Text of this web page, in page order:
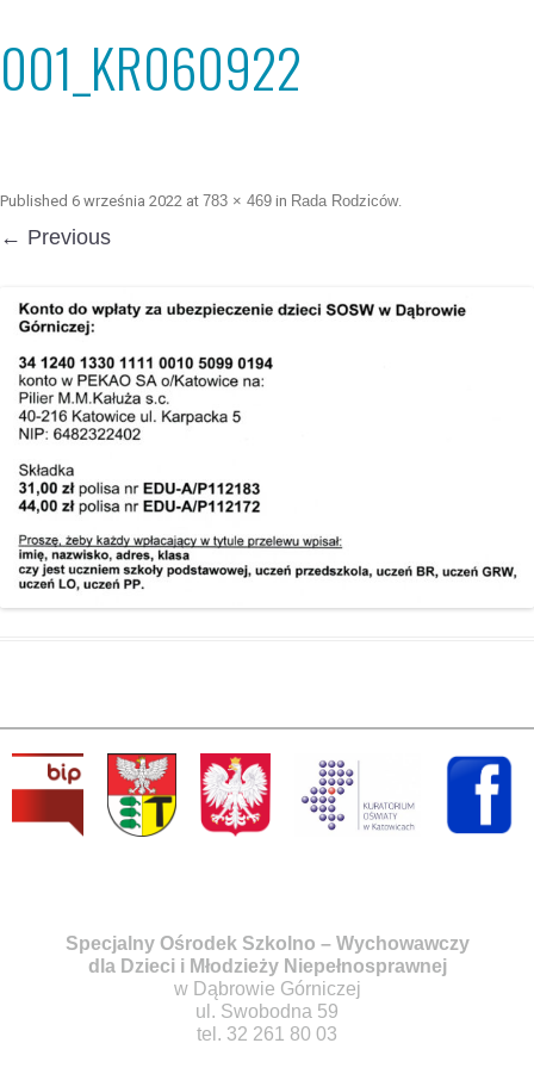
001_KR060922
Published 6 września 2022 at 783 × 469 in Rada Rodziców.
← Previous
Specjalny Ośrodek Szkolno – Wychowawczy
dla Dzieci i Młodzieży Niepełnosprawnej
w Dąbrowie Górniczej
ul. Swobodna 59
tel. 32 261 80 03